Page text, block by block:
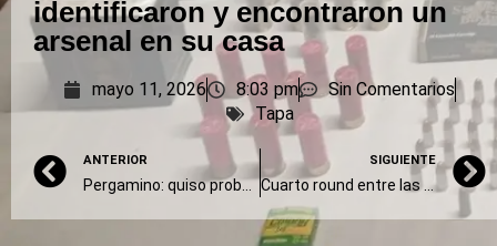
identificaron y encontraron un
arsenal en su casa
mayo 11, 2026 8:03 pm
Sin Comentarios
Tapa
ANTERIOR
Pergamino: quiso probar su BMW 0 kilómetro, perdió el control y chocó contra una alcantarilla
SIGUIENTE
Cuarto round entre las universidades y el Gobierno: marcha y nuevo recorte